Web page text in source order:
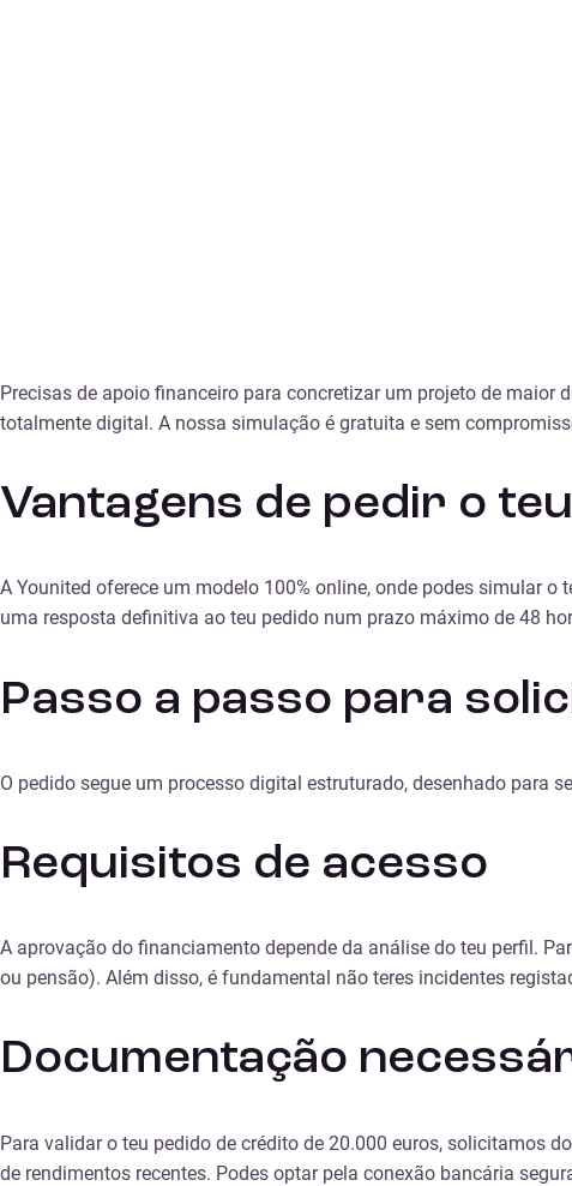
Precisas de apoio financeiro para concretizar um projeto de maior
totalmente digital. A nossa simulação é gratuita e sem
Vantagens de pedir o
A Younited oferece um modelo 100% online, onde podes simular
uma resposta definitiva ao teu pedido num prazo máximo de 48
Passo a passo para
O pedido segue um processo digital estruturado, desenhado para
Requisitos de acesso
A aprovação do financiamento depende da análise do teu perfil.
ou pensão). Além disso, é fundamental não teres incidentes
Documentação
Para validar o teu pedido de crédito de 20.000 euros, solicitamos
de rendimentos recentes. Podes optar pela conexão bancária